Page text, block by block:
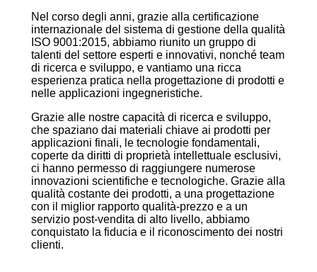
Nel corso degli anni, grazie alla certificazione
internazionale del sistema di gestione della qualità
ISO 9001:2015, abbiamo riunito un gruppo di
talenti del settore esperti e innovativi, nonché team
di ricerca e sviluppo, e vantiamo una ricca
esperienza pratica nella progettazione di prodotti e
nelle applicazioni ingegneristiche.
Grazie alle nostre capacità di ricerca e sviluppo,
che spaziano dai materiali chiave ai prodotti per
applicazioni finali, le tecnologie fondamentali,
coperte da diritti di proprietà intellettuale esclusivi,
ci hanno permesso di raggiungere numerose
innovazioni scientifiche e tecnologiche. Grazie alla
qualità costante dei prodotti, a una progettazione
con il miglior rapporto qualità-prezzo e a un
servizio post-vendita di alto livello, abbiamo
conquistato la fiducia e il riconoscimento dei nostri
clienti.